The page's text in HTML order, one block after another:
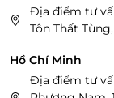
Địa điểm tư
Tôn Thất
Hồ Chí Minh
Địa điểm tư